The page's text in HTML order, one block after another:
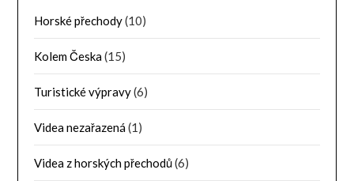
Horské přechody(10)
Kolem Česka(15)
Turistické výpravy(6)
Videa nezařazená(1)
Videa z horských přechodů(6)